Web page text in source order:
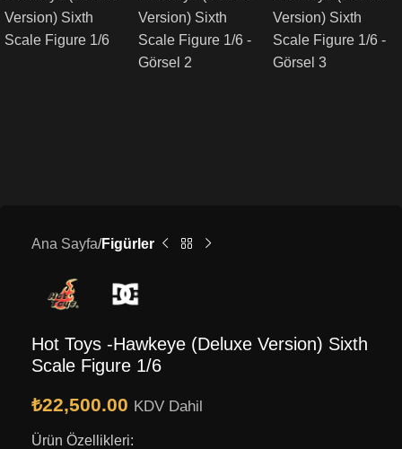
Ana Sayfa Figürler
Hot Toys -Hawkeye (Deluxe Version) Sixth
Scale Figure 1/6
₺22,500.00 KDV Dahil
Ürün Özellikleri: